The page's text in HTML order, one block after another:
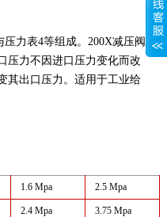
力表4等组成。200X减压阀主
压力不因进口压力变化而改
其出口压力。适用于工业给
1.6 Mpa 2.5 Mpa
2.4 Mpa 3.75 Mpa